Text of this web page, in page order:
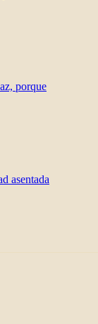
porque
asentada